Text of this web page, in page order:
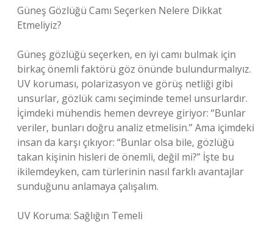
Güneş Gözlüğü Camı Seçerken Nelere Dikkat
Etmeliyiz?
Güneş gözlüğü seçerken, en iyi camı bulmak için
birkaç önemli faktörü göz önünde bulundurmalıyız.
UV koruması, polarizasyon ve görüş netliği gibi
unsurlar, gözlük camı seçiminde temel unsurlardır.
İçimdeki mühendis hemen devreye giriyor: “Bunlar
veriler, bunları doğru analiz etmelisin.” Ama içimdeki
insan da karşı çıkıyor: “Bunlar olsa bile, gözlüğü
takan kişinin hisleri de önemli, değil mi?” İşte bu
ikilemdeyken, cam türlerinin nasıl farklı avantajlar
sunduğunu anlamaya çalışalım.
UV Koruma: Sağlığın Temeli